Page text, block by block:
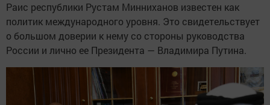
Раис республики Рустам Минниханов известен как
политик международного уровня. Это свидетельствует
о большом доверии к нему со стороны руководства
России и лично ее Президента — Владимира Путина.